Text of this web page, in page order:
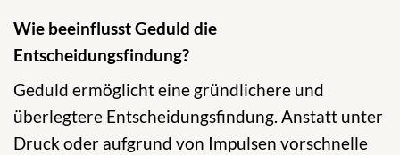
Wie beeinflusst Geduld die
Entscheidungsfindung?
Geduld ermöglicht eine gründlichere und
überlegtere Entscheidungsfindung. Anstatt unter
Druck oder aufgrund von Impulsen vorschnelle